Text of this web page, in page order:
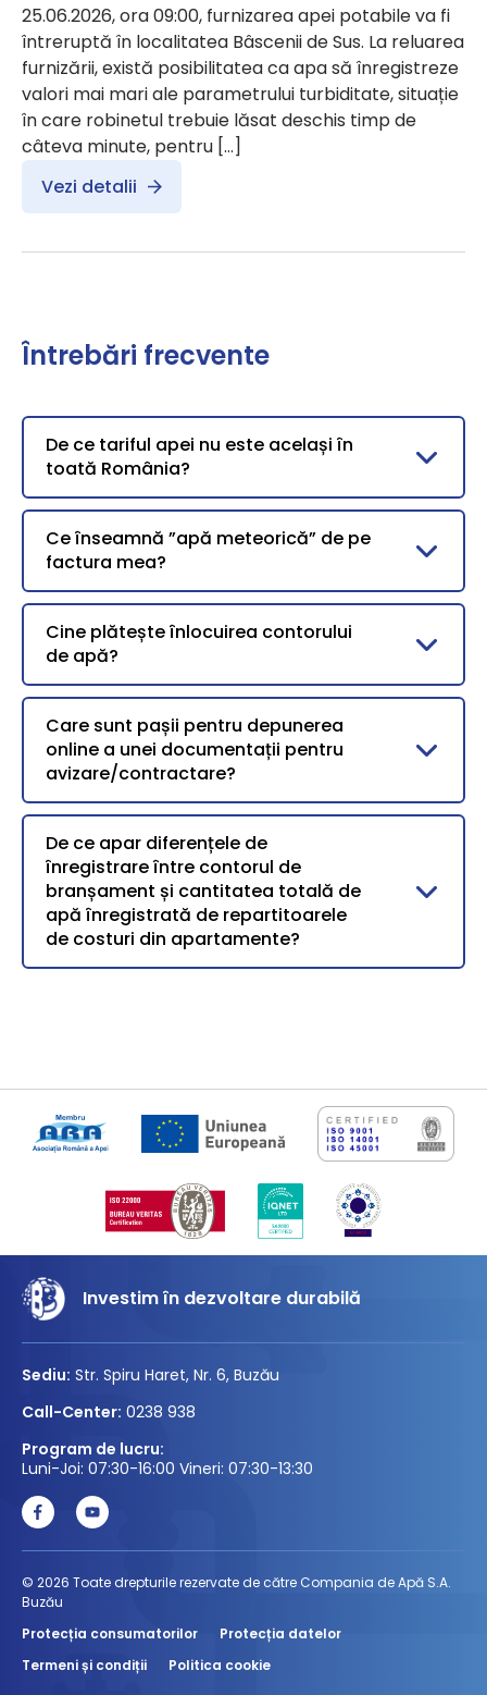
25.06.2026, ora 09:00, furnizarea apei potabile va fi
întreruptă în localitatea Bâscenii de Sus. La reluarea
furnizării, există posibilitatea ca apa să înregistreze
valori mai mari ale parametrului turbiditate, situație
în care robinetul trebuie lăsat deschis timp de
câteva minute, pentru […]
Vezi detalii
Întrebări frecvente
De ce tariful apei nu este același în
toată România?
Ce înseamnă ”apă meteorică” de pe
factura mea?
Cine plătește înlocuirea contorului
de apă?
Care sunt pașii pentru depunerea
online a unei documentații pentru
avizare/contractare?
De ce apar diferențele de
înregistrare între contorul de
branșament și cantitatea totală de
apă înregistrată de repartitoarele
de costuri din apartamente?
Investim în dezvoltare durabilă
Sediu: Str. Spiru Haret, Nr. 6, Buzău
Call-Center: 0238 938
Program de lucru:
Luni-Joi: 07:30-16:00 Vineri: 07:30-13:30
© 2026 Toate drepturile rezervate de către Compania de Apă S.A.
Buzău
Protecția consumatorilor
Protecția datelor
Termeni și condiții
Politica cookie